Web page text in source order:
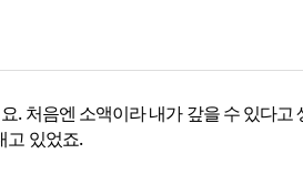
. 처음엔 소액이라 내가 갚을 수 있다
고 있었죠.